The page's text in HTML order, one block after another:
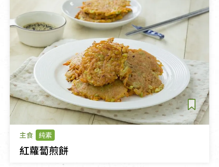
主食 純素
紅蘿蔔煎餅